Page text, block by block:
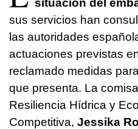
situación del
sus servicios han
las autoridades
actuaciones previstas
reclamado medidas
que presenta. La
Resiliencia Hídrica y
Competitiva, Jessika